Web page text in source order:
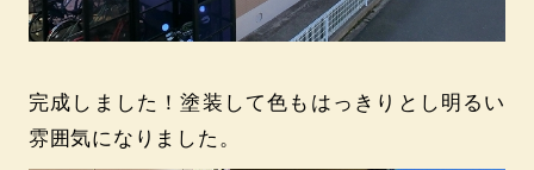
完成しました！塗装して色もはっきりとし明るい
雰囲気になりました。